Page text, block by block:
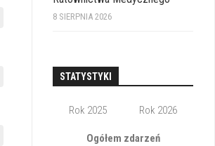
8 SIERPNIA 2026
STATYSTYKI
Rok 2025 Rok 2026
Ogółem zdarzeń